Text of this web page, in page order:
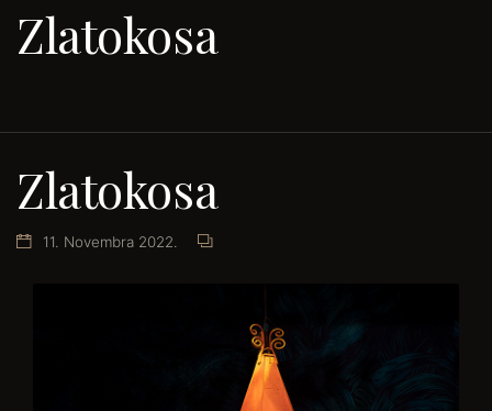
Zlatokosa
Zlatokosa
11. Novembra 2022.